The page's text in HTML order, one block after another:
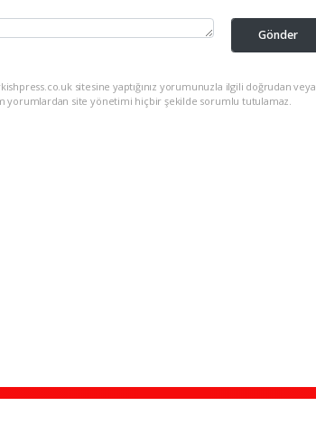
Gönder
sitesine yaptığınız yorumunuzla ilgili doğrudan veya
yorumlardan site yönetimi hiçbir şekilde sorumlu tutulamaz.